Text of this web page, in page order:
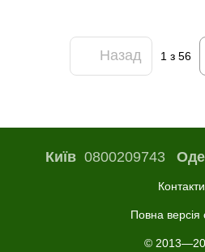
Назад 1 з 56
Київ0800209743
Контакти
Повна версія
©